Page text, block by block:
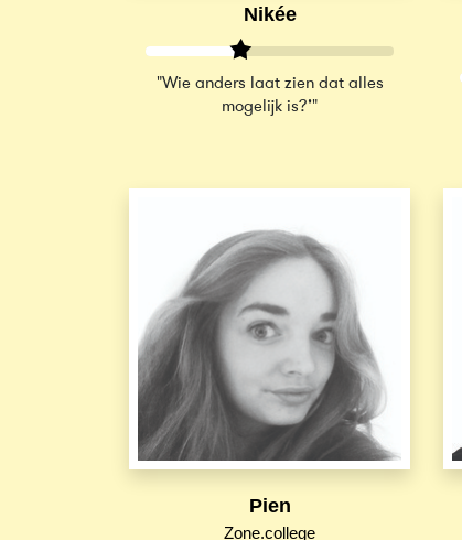
Nikée
"Wie anders laat zien dat alles
mogelijk is?’"
Pien
Zone.college